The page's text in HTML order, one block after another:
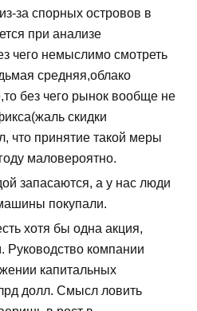
за спорных островов в
при анализе
чего немыслимо смотреть
средняя,облако
без чего рынок вообще не
скидки
что принятие такой меры
маловероятно.
запасаются, а у нас люди
покупали.
хотя бы одна акция,
Руководство компании
капитальных
долл. Смысл ловить